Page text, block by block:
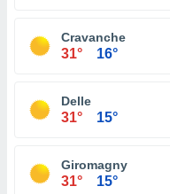
Cravanche
31° 16°
Delle
31° 15°
Giromagny
31° 15°